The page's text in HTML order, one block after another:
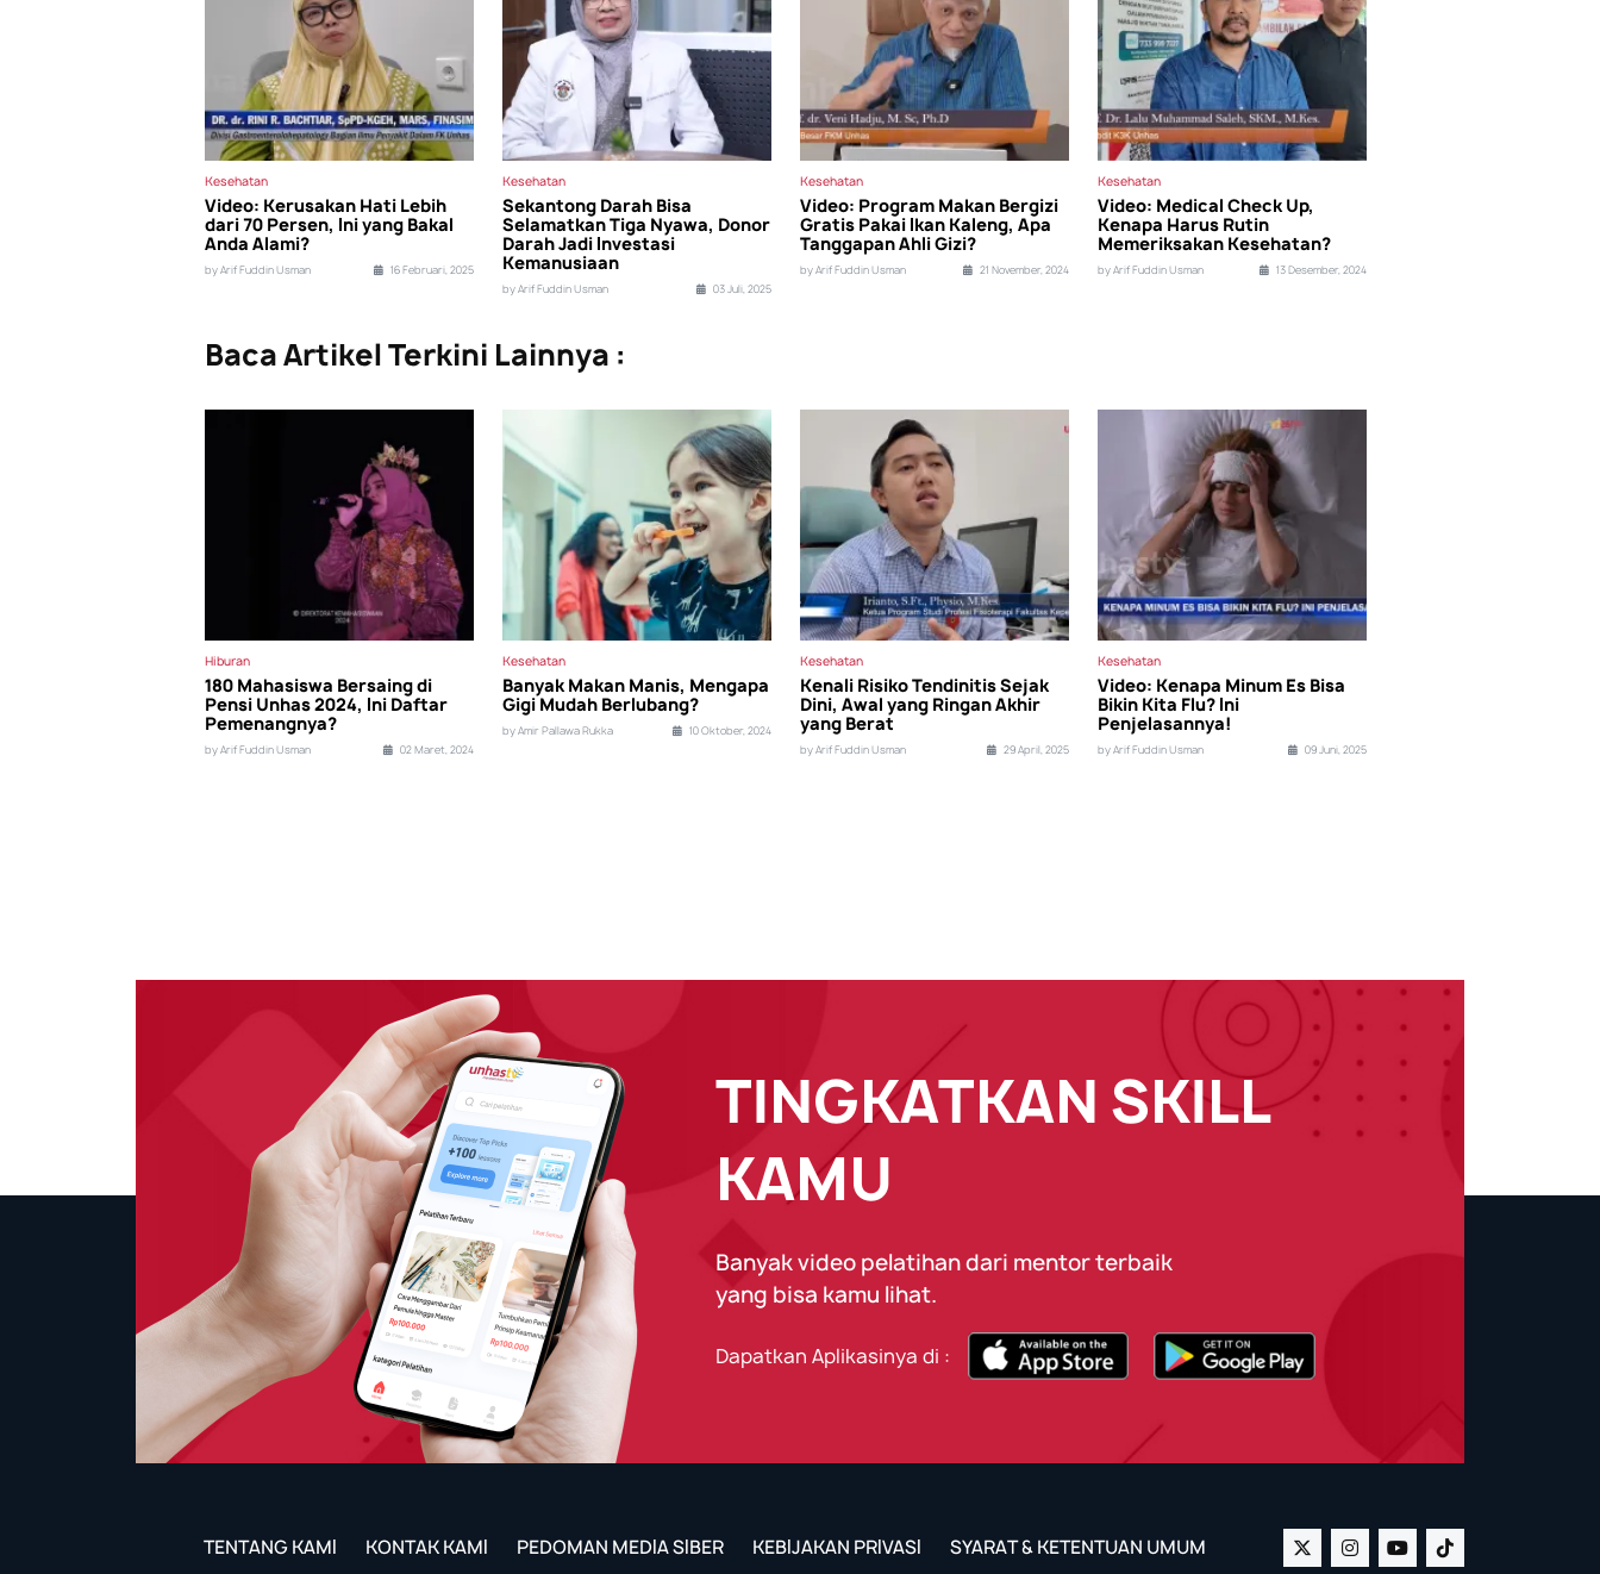
Kesehatan
Video: Kerusakan Hati Lebih
dari 70 Persen, Ini yang Bakal
Anda Alami?
by Arif Fuddin Usman 16 Februari, 2025
Kesehatan
Sekantong Darah Bisa
Selamatkan Tiga Nyawa, Donor
Darah Jadi Investasi
Kemanusiaan
by Arif Fuddin Usman 03 Juli, 2025
Kesehatan
Video: Program Makan Bergizi
Gratis Pakai Ikan Kaleng, Apa
Tanggapan Ahli Gizi?
by Arif Fuddin Usman 21 November, 2024
Kesehatan
Video: Medical Check Up,
Kenapa Harus Rutin
Memeriksakan Kesehatan?
by Arif Fuddin Usman 13 Desember, 2024
Baca Artikel Terkini Lainnya :
Hiburan
180 Mahasiswa Bersaing di
Pensi Unhas 2024, Ini Daftar
Pemenangnya?
by Arif Fuddin Usman 02 Maret, 2024
Kesehatan
Banyak Makan Manis, Mengapa
Gigi Mudah Berlubang?
by Amir Pallawa Rukka 10 Oktober, 2024
Kesehatan
Kenali Risiko Tendinitis Sejak
Dini, Awal yang Ringan Akhir
yang Berat
by Arif Fuddin Usman 29 April, 2025
Kesehatan
Video: Kenapa Minum Es Bisa
Bikin Kita Flu? Ini
Penjelasannya!
by Arif Fuddin Usman 09 Juni, 2025
TINGKATKAN SKILL
KAMU
Banyak video pelatihan dari mentor terbaik
yang bisa kamu lihat.
Dapatkan Aplikasinya di :
TENTANG KAMI KONTAK KAMI PEDOMAN MEDIA SIBER KEBIJAKAN PRIVASI SYARAT & KETENTUAN UMUM